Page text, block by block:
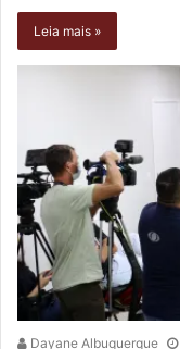
Leia mais »
Dayane Albuquerque